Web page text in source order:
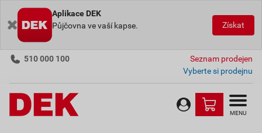
Aplikace DEK
Půjčovna ve vaší kapse.
Získat
510 000 100
Seznam prodejen
Vyberte si prodejnu
MENU